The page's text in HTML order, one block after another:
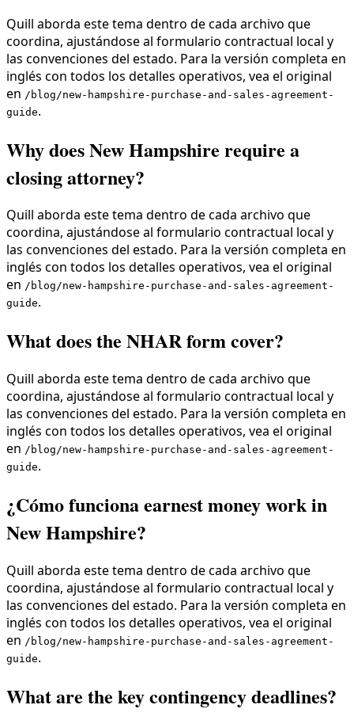
Quill aborda este tema dentro de cada archivo que
coordina, ajustándose al formulario contractual local y
las convenciones del estado. Para la versión completa en
inglés con todos los detalles operativos, vea el original
en /blog/new-hampshire-purchase-and-sales-agreement-
guide.
Why does New Hampshire require a
closing attorney?
Quill aborda este tema dentro de cada archivo que
coordina, ajustándose al formulario contractual local y
las convenciones del estado. Para la versión completa en
inglés con todos los detalles operativos, vea el original
en /blog/new-hampshire-purchase-and-sales-agreement-
guide.
What does the NHAR form cover?
Quill aborda este tema dentro de cada archivo que
coordina, ajustándose al formulario contractual local y
las convenciones del estado. Para la versión completa en
inglés con todos los detalles operativos, vea el original
en /blog/new-hampshire-purchase-and-sales-agreement-
guide.
¿Cómo funciona earnest money work in
New Hampshire?
Quill aborda este tema dentro de cada archivo que
coordina, ajustándose al formulario contractual local y
las convenciones del estado. Para la versión completa en
inglés con todos los detalles operativos, vea el original
en /blog/new-hampshire-purchase-and-sales-agreement-
guide.
What are the key contingency deadlines?